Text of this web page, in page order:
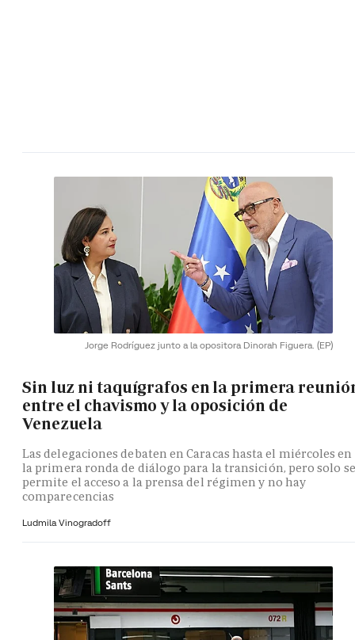
Jorge Rodríguez junto a la opositora Dinorah Figuera. (EP)
Sin luz ni taquígrafos en la primera
entre el chavismo y la oposición de
Venezuela
Las delegaciones debaten en Caracas hasta el miércoles en
la primera ronda de diálogo para la transición, pero solo se
permite el acceso a la prensa del régimen y no hay
comparecencias
Ludmila Vinogradoff